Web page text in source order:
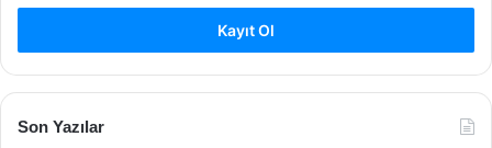
Kayıt Ol
Son Yazılar